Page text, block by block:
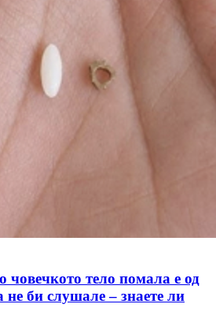
човечкото тело помала е од
не би слушале – знаете ли